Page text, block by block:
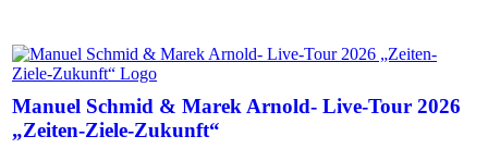
Manuel Schmid & Marek Arnold- Live-Tour 2026
„Zeiten-Ziele-Zukunft“